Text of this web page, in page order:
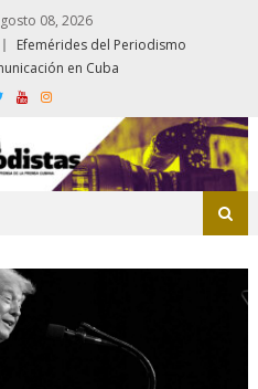
08, 2026
Efemérides del Periodismo
en Cuba